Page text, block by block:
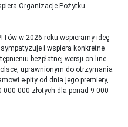
Organizacje Pożytku
w 2026 roku wspieramy ideę
i wspiera konkretne
bezpłatnej wersji on-line
uprawnionym do otrzymania
e-pity od dnia jego premiery,
000 złotych dla ponad 9 000